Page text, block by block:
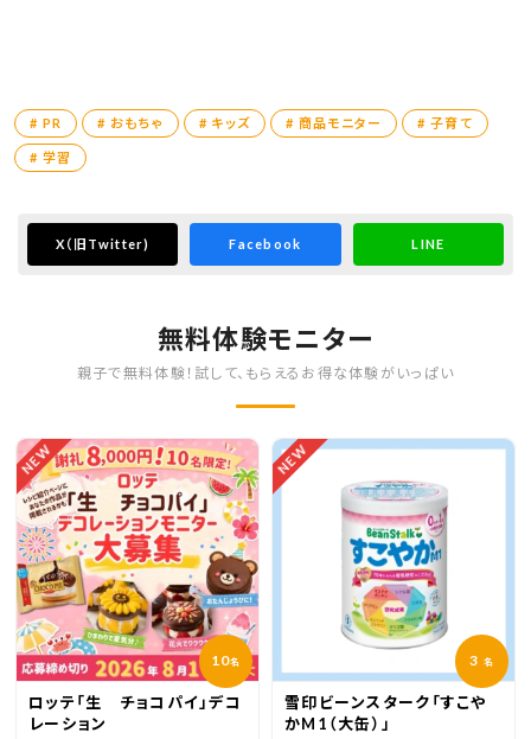
カラフルな色合いもかわいいからお気に入りの
おもちゃに仲間入り！！
# PR # おもちゃ # キッズ # 商品モニター # 子育て
# 学習
X （旧Twitter) Facebook LINE
無料体験モニター
親子で無料体験！試して、もらえるお得な体験がいっぱい
NEW
10名
ロッテ「生 チョコパイ」デコ
レーション
NEW
3 名
雪印ビーンスターク「すこや
かM1（大缶）」